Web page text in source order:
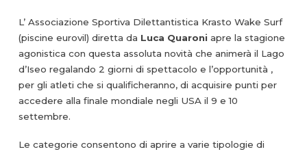
L’ Associazione Sportiva Dilettantistica Krasto Wake Surf
(piscine eurovil) diretta da Luca Quaroni apre la stagione
agonistica con questa assoluta novità che animerà il Lago
d’Iseo regalando 2 giorni di spettacolo e l’opportunità ,
per gli atleti che si qualificheranno, di acquisire punti per
accedere alla finale mondiale negli USA il 9 e 10
settembre.
Le categorie consentono di aprire a varie tipologie di